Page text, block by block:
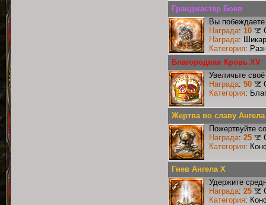
Грандмастер Боев
Вы
Награда: 10
Награда:
Категория:
Благородная Кровь XV
Увеличьте
Награда: 50
Категория:
Жертва во славу
Пожертвуйте
Награда: 25
Категория:
Гнев Ангела X
Удержите
Награда: 25
Категория: